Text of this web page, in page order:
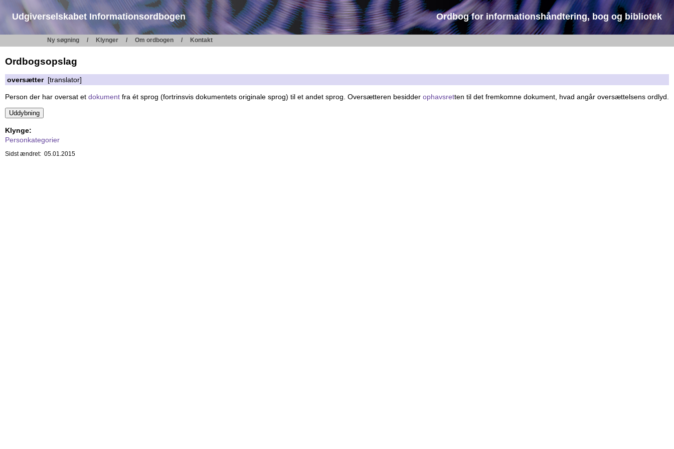
Udgiverselskabet Informationsordbogen Ordbog for informationshåndtering, bog og bibliotek
Ny søgning Klynger Om ordbogen Kontakt
Ordbogsopslag
oversætter[translator]
Person der har oversat et dokument fra ét sprog (fortrinsvis dokumentets originale sprog) til et andet sprog. Oversætteren besidder ophavsretten til det fremkomne dokument, hvad angår oversættelsens ordlyd.
Klynge:
Personkategorier
Sidst ændret: 05.01.2015